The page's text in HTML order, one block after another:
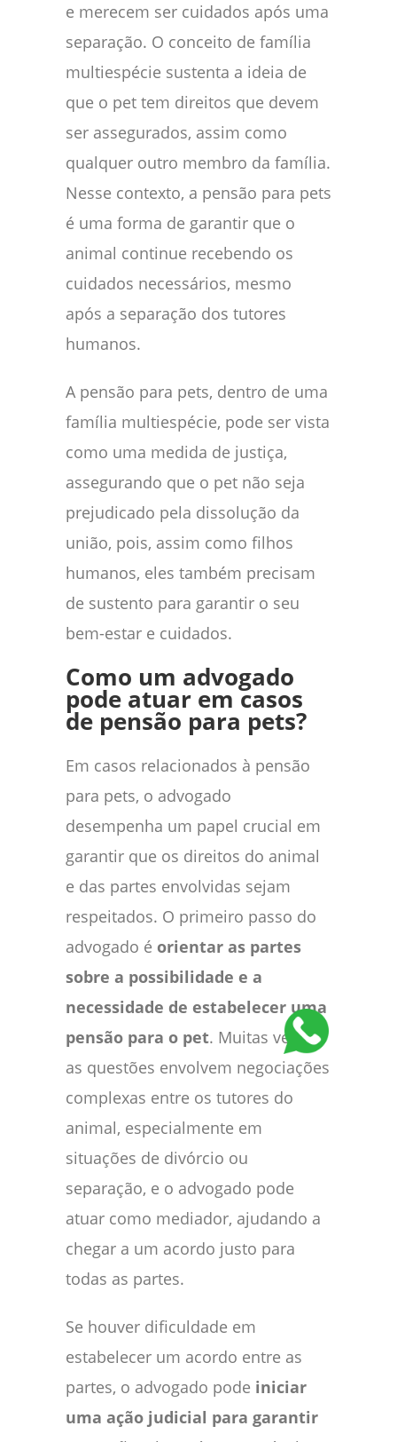
e merecem ser cuidados após uma
separação. O conceito de família
multiespécie sustenta a ideia de
que o pet tem direitos que devem
ser assegurados, assim como
qualquer outro membro da família.
Nesse contexto, a pensão para pets
é uma forma de garantir que o
animal continue recebendo os
cuidados necessários, mesmo
após a separação dos tutores
humanos.
A pensão para pets, dentro de uma
família multiespécie, pode ser vista
como uma medida de justiça,
assegurando que o pet não seja
prejudicado pela dissolução da
união, pois, assim como filhos
humanos, eles também precisam
de sustento para garantir o seu
bem-estar e cuidados.
Como um advogado
pode atuar em casos
de pensão para pets?
Em casos relacionados à pensão
para pets, o advogado
desempenha um papel crucial em
garantir que os direitos do animal
e das partes envolvidas sejam
respeitados. O primeiro passo do
advogado é orientar as partes
sobre a possibilidade e a
necessidade de estabelecer uma
pensão para o pet. Muitas vezes,
as questões envolvem negociações
complexas entre os tutores do
animal, especialmente em
situações de divórcio ou
separação, e o advogado pode
atuar como mediador, ajudando a
chegar a um acordo justo para
todas as partes.
Se houver dificuldade em
estabelecer um acordo entre as
partes, o advogado pode iniciar
uma ação judicial para garantir